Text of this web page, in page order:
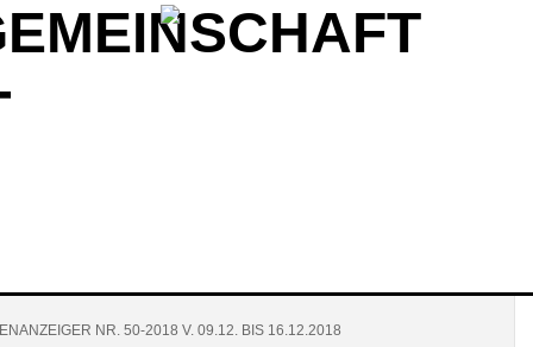
NR. 50-2018 V. 09.12. BIS 16.12.2018